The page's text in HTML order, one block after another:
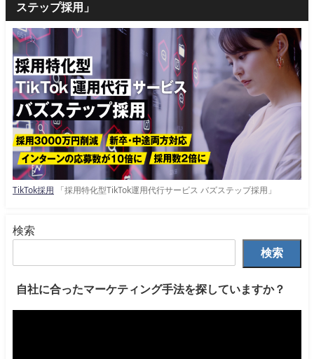
ステップ採用」
TikTok採用 「採用特化型TikTok運用代行サービス バズステップ採用」
検索
検索
自社に合ったマーケティング手法を探していますか？